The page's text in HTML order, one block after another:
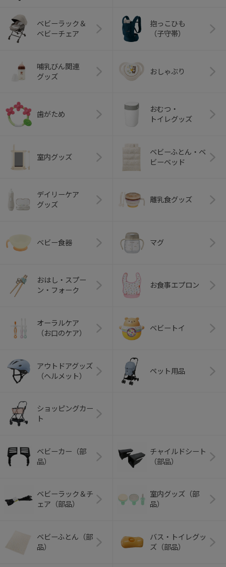
ベビーラック＆
ベビーチェア
抱っこひも
（子守帯）
哺乳びん関連
グッズ
おしゃぶり
歯がため
おむつ・
トイレグッズ
室内グッズ
ベビーふとん・ベ
ビーベッド
デイリーケア
グッズ
離乳食グッズ
ベビー食器 マグ
おはし・スプー
ン・フォーク
お食事エプロン
オーラルケア
（お口のケア）
ベビートイ
アウトドアグッズ
（ヘルメット）
ペット用品
ショッピングカー
ト
ベビーカー（部
品）
チャイルドシート
（部品）
ベビーラック＆チ
ェア（部品）
室内グッズ（部
品）
ベビーふとん（部
品）
バス・トイレグッ
ズ（部品）